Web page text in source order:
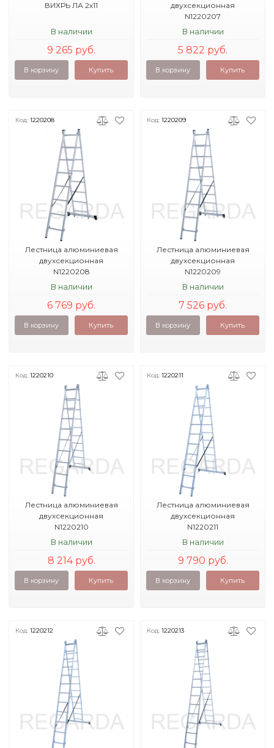
ВИХРЬ ЛА 2х11
В наличии
9 265 руб.
В корзину Купить
двухсекционная
N1220207
В наличии
5 822 руб.
В корзину Купить
Код: 1220208
Лестница алюминиевая
двухсекционная
N1220208
В наличии
6 769 руб.
В корзину Купить
Код: 1220209
Лестница алюминиевая
двухсекционная
N1220209
В наличии
7 526 руб.
В корзину Купить
Код: 1220210
Лестница алюминиевая
двухсекционная
N1220210
В наличии
8 214 руб.
В корзину Купить
Код: 1220211
Лестница алюминиевая
двухсекционная
N1220211
В наличии
9 790 руб.
В корзину Купить
Код: 1220212 Код: 1220213